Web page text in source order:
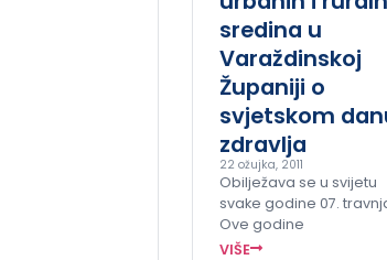
sredina u
Varaždinskoj
Županiji o
svjetskom
zdravlja
22 ožujka, 2011
Obilježava se u svijetu
svake godine 07.
Ove godine
VIŠE